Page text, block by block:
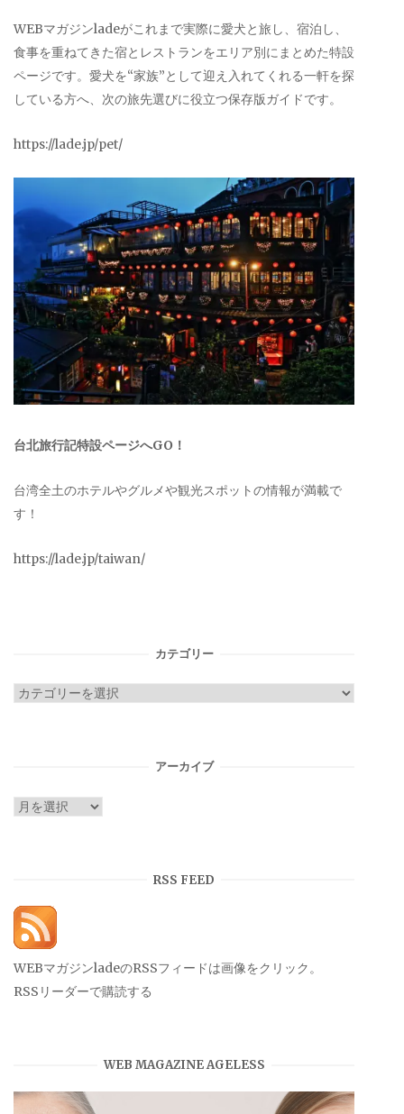
WEBマガジンladeがこれまで実際に愛犬と旅し、宿泊し、
食事を重ねてきた宿とレストランをエリア別にまとめた特設
ページです。愛犬を“家族”として迎え入れてくれる一軒を探
している方へ、次の旅先選びに役立つ保存版ガイドです。
https://lade.jp/pet/
台北旅行記特設ページへGO！
台湾全土のホテルやグルメや観光スポットの情報が満載で
す！
https://lade.jp/taiwan/
カテゴリー
カ
アーカイブ
ア
RSS FEED
WEBマガジンladeのRSSフィードは画像をクリック。
RSSリーダーで購読する
WEB MAGAZINE AGELESS